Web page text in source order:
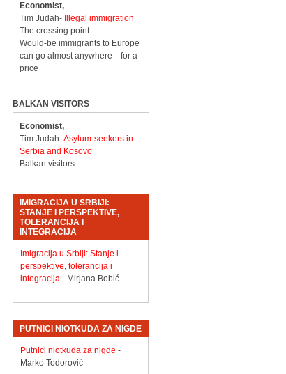
Economist,
Tim Judah-
Illegal immigration
The crossing point
Would-be immigrants to Europe
can go almost anywhere—for a
price
BALKAN VISITORS
Economist,
Tim Judah-Asylum-seekers in
Serbia and Kosovo
Balkan visitors
IMIGRACIJA U SRBIJI:
STANJE I PERSPEKTIVE,
TOLERANCIJA I
INTEGRACIJA
Imigracija u Srbiji: Stanje i
perspektive, tolerancija i
integracija- Mirjana Bobić
PUTNICI NIOTKUDA ZA NIGDE
Putnici niotkuda za nigde -
Marko Todorović